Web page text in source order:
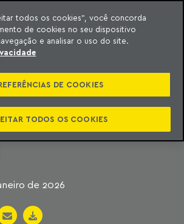
DE
GANHA
COM DECISÃO
de 2026
todos os cookies”, você concorda
de cookies no seu dispositivo
e analisar o uso do site.
DE COOKIES
TODOS OS COOKIES